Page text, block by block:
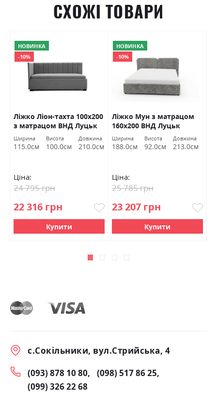
СХОЖІ ТОВАРИ
НОВИНКА
-10%
Ліжко Ліон-тахта 100х200
з матрацом ВНД Луцьк
Ширина
115.0см
Висота
100.0см
Довжина
210.0см
Ціна:
22 316 грн
24 795 грн
Купити
НОВИНКА
-10%
Ліжко Мун з матрацом
160х200 ВНД Луцьк
Ширина
188.0см
Висота
92.0см
Довжина
213.0см
Ціна:
23 207 грн
25 785 грн
Купити
с.Сокільники, вул.Стрийська, 4
(093) 878 10 80
(098) 517 86 25
(099) 326 22 68